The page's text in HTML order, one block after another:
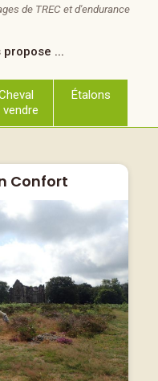
de TREC et d'endurance
propose ...
vendre
Étalons
Confort